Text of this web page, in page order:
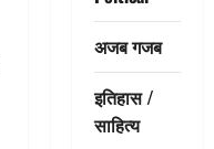
अजब गजब
इतिहास /
साहित्य